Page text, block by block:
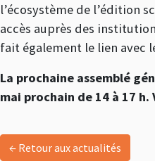
l’écosystème de l’édition
accès auprès des
fait également le lien avec
La prochaine assemblé
mai prochain de 14 à 17 h.
← Retour aux actualités